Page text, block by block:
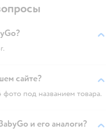
сайте?
под названием товара.
и его аналоги?